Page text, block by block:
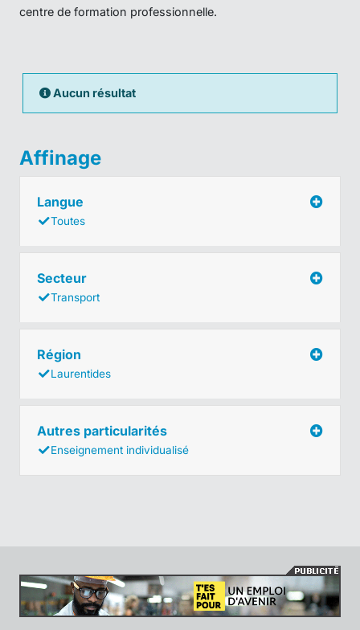
centre de formation professionnelle.
Aucun résultat
Affinage
Langue
Toutes
Secteur
Transport
Région
Laurentides
Autres particularités
Enseignement individualisé